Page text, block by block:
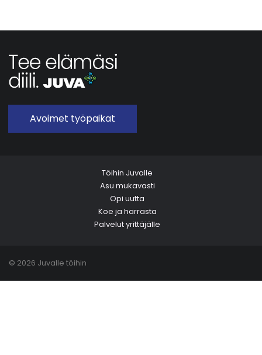
Avoimet työpaikat
Töihin Juvalle
Asu mukavasti
Opi uutta
Koe ja harrasta
Palvelut yrittäjälle
© 2026 Juvalle töihin